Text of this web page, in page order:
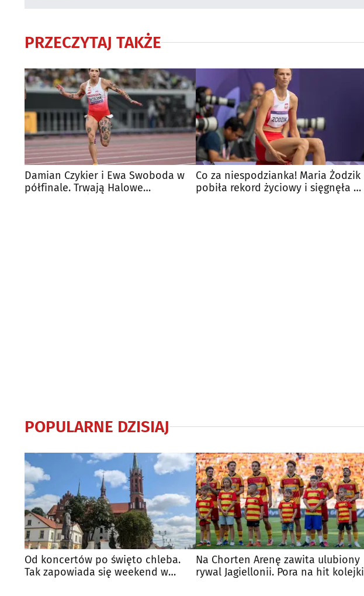
PRZECZYTAJ TAKŻE
Damian Czykier i Ewa Swoboda w
półfinale. Trwają Halowe
Co za niespodzianka! Maria Żodzik
pobiła rekord życiowy i sięgnęła po
POPULARNE DZISIAJ
Od koncertów po święto chleba.
Tak zapowiada się weekend w
Na Chorten Arenę zawita ulubiony
rywal Jagiellonii. Pora na hit kolejki